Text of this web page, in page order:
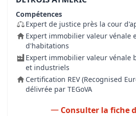
Compétences
Expert de justice près la cour
Expert immobilier valeur vénale
d'habitations
Expert immobilier valeur vénale
et industriels
Certification REV (Recognised
délivrée par TEGoVA
Consulter la fiche